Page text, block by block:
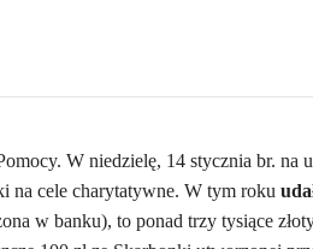
W niedzielę, 14 stycznia br. na
na cele charytatywne. W tym roku
w banku), to ponad trzy tysiące